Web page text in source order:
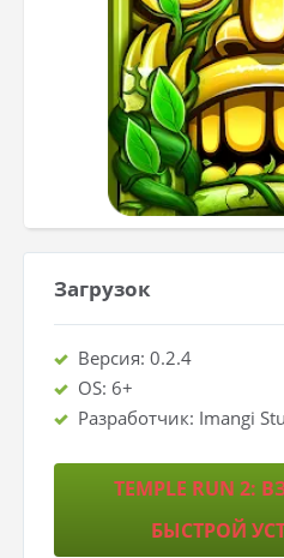
Загрузок
Версия: 0.2.4
OS: 6+
Разработчик: Imangi
TEMPLE RUN
БЫСТРОЙ